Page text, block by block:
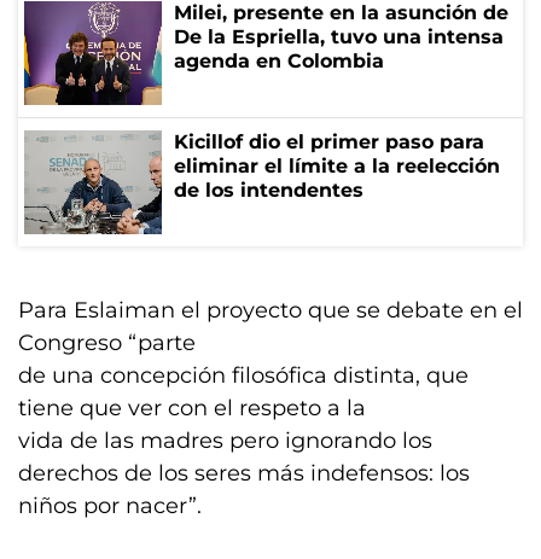
Milei, presente en la asunción de
De la Espriella, tuvo una intensa
agenda en Colombia
Kicillof dio el primer paso para
eliminar el límite a la reelección
de los intendentes
Para Eslaiman el proyecto que se debate en el
Congreso “parte
de una concepción filosófica distinta, que
tiene que ver con el respeto a la
vida de las madres pero ignorando los
derechos de los seres más indefensos: los
niños por nacer”.